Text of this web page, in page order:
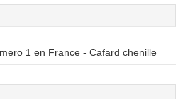
1 en France - Cafard chenille